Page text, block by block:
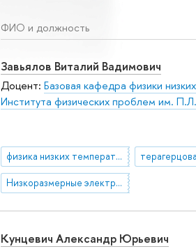
ФИО и должность
Завьялов Виталий Вадимович
Доцент: Базовая кафедра физики
Института физических проблем им.
физика низких температур
Низкоразмерные электронные состояния
Кунцевич Александр Юрьевич